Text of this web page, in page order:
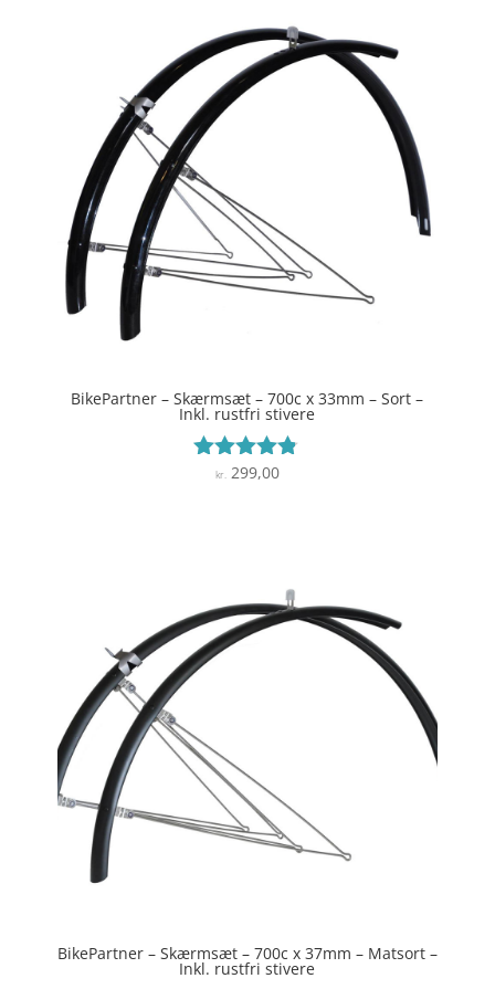
BikePartner – Skærmsæt – 700c x 33mm – Sort –
Inkl. rustfri stivere
Vurderet
kr.299,00
BikePartner – Skærmsæt – 700c x 37mm – Matsort –
Inkl. rustfri stivere